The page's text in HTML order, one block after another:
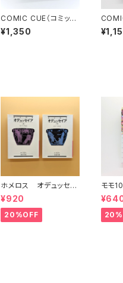
COMIC CUE（コミッ
ク・キュー）Vol.２ 江
口寿史責任編集
¥1,350
ク・キ
口寿
ホメロス オデュッセイ
ア(上)(下) （岩波文庫）
¥920
20%OFF
モモ